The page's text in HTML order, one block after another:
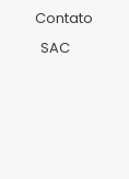
Contato
SAC